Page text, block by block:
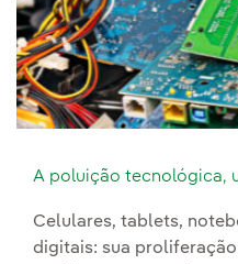
A poluição tecnológica,
Celulares, tablets,
digitais: sua